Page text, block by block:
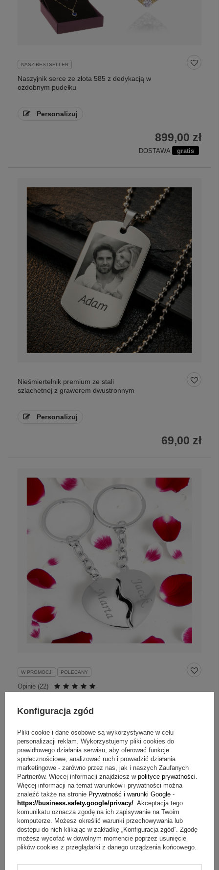
NASZ BESTSELLER
Naszyjnik serce ze złota 585 z dedykacją w
ozdobnym pudełku
Personalizuj
899,00 zł
DOSTAWA gratis
Nieśmiertelnik premium ze stali
szlachetnej z grawerem dwustronnym
Personalizuj
69,00 zł
W PROMOCJI POLECANY
Opinie (22)
grawerem laserowym
69,00 zł
Konfiguracja zgód
Pliki cookie i dane osobowe są wykorzystywane w celu
personalizacji reklam. Wykorzystujemy pliki cookies do
prawidłowego działania serwisu, aby oferować funkcje
społecznościowe, analizować ruch i prowadzić działania
marketingowe - zarówno przez nas, jak i naszych Zaufanych
Partnerów. Więcej informacji znajdziesz w polityce prywatności.
Więcej informacji na temat warunków i prywatności można
znaleźć także na stronie Prywatność i warunki Google -
https://business.safety.google/privacy/. Akceptacja tego
komunikatu oznacza zgodę na ich zapisywanie na Twoim
komputerze. Możesz określić warunki przechowywania lub
dostępu do nich klikając w zakładkę „Konfiguracja zgód”. Zgodę
możesz wycofać w dowolnym momencie poprzez usunięcie
plików cookies z przeglądarki z danego urządzenia końcowego.